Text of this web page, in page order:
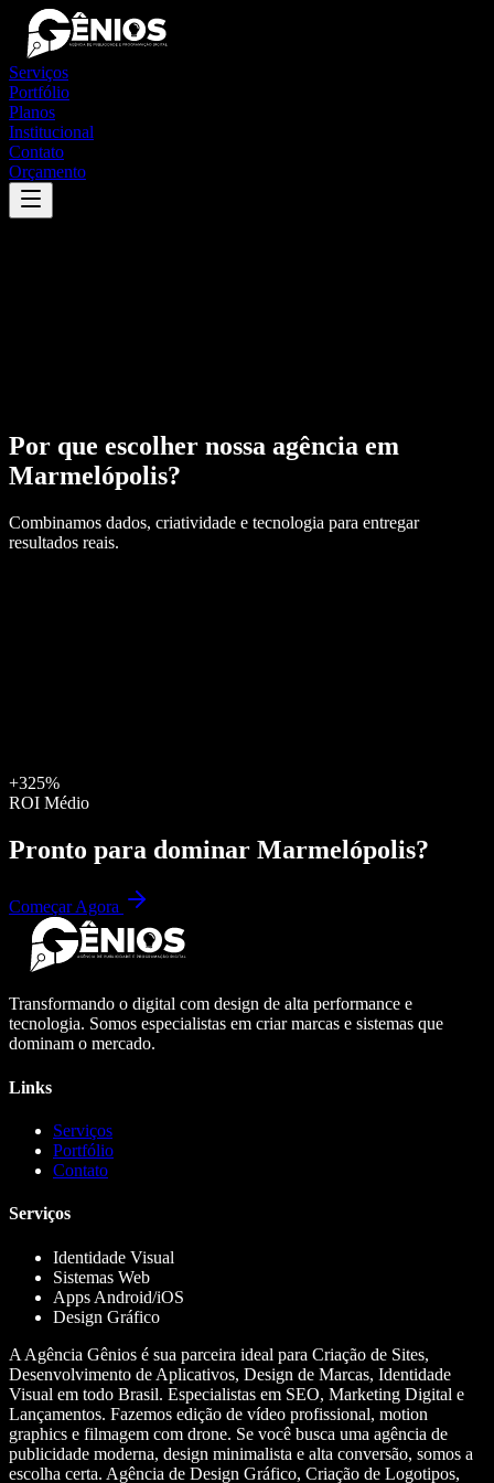
Serviços
Portfólio
Planos
Institucional
Contato
Orçamento
Por que escolher nossa agência em
Marmelópolis?
Combinamos dados, criatividade e tecnologia para entregar
resultados reais.
+325%
ROI Médio
Pronto para dominar Marmelópolis?
Começar Agora
Transformando o digital com design de alta performance e
tecnologia. Somos especialistas em criar marcas e sistemas que
dominam o mercado.
Links
Serviços
Portfólio
Contato
Serviços
Identidade Visual
Sistemas Web
Apps Android/iOS
Design Gráfico
A Agência Gênios é sua parceira ideal para Criação de Sites,
Desenvolvimento de Aplicativos, Design de Marcas, Identidade
Visual em todo Brasil. Especialistas em SEO, Marketing Digital e
Lançamentos. Fazemos edição de vídeo profissional, motion
graphics e filmagem com drone. Se você busca uma agência de
publicidade moderna, design minimalista e alta conversão, somos a
escolha certa. Agência de Design Gráfico, Criação de Logotipos,